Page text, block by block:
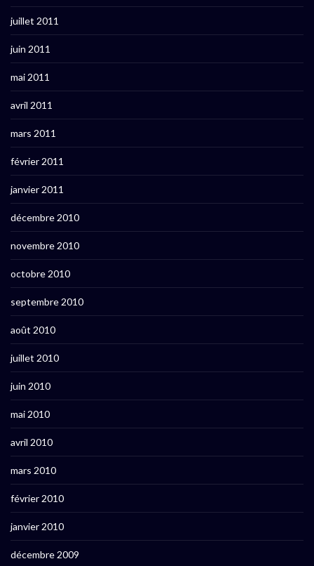
juillet 2011
juin 2011
mai 2011
avril 2011
mars 2011
février 2011
janvier 2011
décembre 2010
novembre 2010
octobre 2010
septembre 2010
août 2010
juillet 2010
juin 2010
mai 2010
avril 2010
mars 2010
février 2010
janvier 2010
décembre 2009